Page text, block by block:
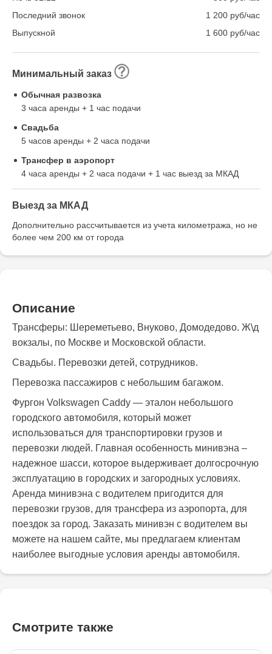
Последний звонок
1 200 руб/час
Выпускной
1 600 руб/час
Минимальный заказ
Обычная развозка
3 часа аренды + 1 час подачи
Свадьба
5 часов аренды + 2 часа подачи
Трансфер в аэропорт
4 часа аренды + 2 часа подачи + 1 час выезд за МКАД
Выезд за МКАД
Дополнительно рассчитывается из учета километража, но не
более чем 200 км от города
Описание
Трансферы: Шереметьево, Внуково, Домодедово. Ж\д
вокзалы, по Москве и Московской области.
Свадьбы. Перевозки детей, сотрудников.
Перевозка пассажиров с небольшим багажом.
Фургон Volkswagen Caddy — эталон небольшого
городского автомобиля, который может
использоваться для транспортировки грузов и
перевозки людей. Главная особенность минивэна –
надежное шасси, которое выдерживает долгосрочную
эксплуатацию в городских и загородных условиях.
Аренда минивэна с водителем пригодится для
перевозки грузов, для трансфера из аэропорта, для
поездок за город. Заказать минивэн с водителем вы
можете на нашем сайте, мы предлагаем клиентам
наиболее выгодные условия аренды автомобиля.
Смотрите также